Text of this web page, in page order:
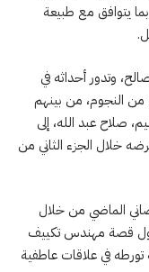
يتوافق مع طبيعة
وتدور أحداثه في
من النجوم، من بينهم
صلاح عبد الله، إلى
خلال الجزء الثاني من
الماضي من خلال
قصة مهندس تكييف
في علاقات عاطفية